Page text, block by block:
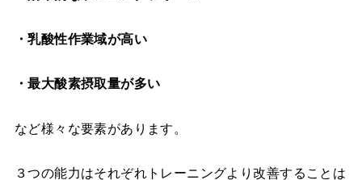
・乳酸性作業域が高い
・最大酸素摂取量が多い
など様々な要素があります。
３つの能力はそれぞれトレーニングより改善することは